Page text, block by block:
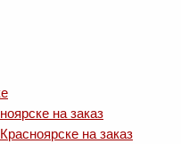
на заказ
на заказ